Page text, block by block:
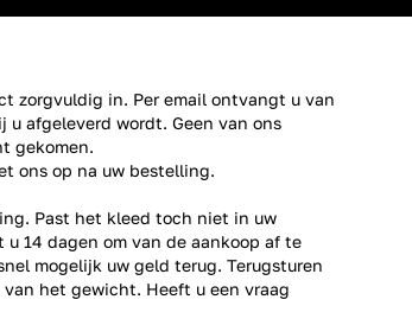
zorgvuldig in. Per email ontvangt u van
afgeleverd wordt. Geen van ons
gekomen.
ons op na uw bestelling.
Past het kleed toch niet in uw
14 dagen om van de aankoop af te
mogelijk uw geld terug. Terugsturen
het gewicht. Heeft u een vraag